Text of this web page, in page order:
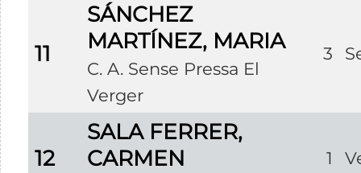
11
SÁNCHEZ
MARTÍNEZ, MARIA
C. A. Sense Pressa El
Verger
3
12
SALA FERRER,
CARMEN
1